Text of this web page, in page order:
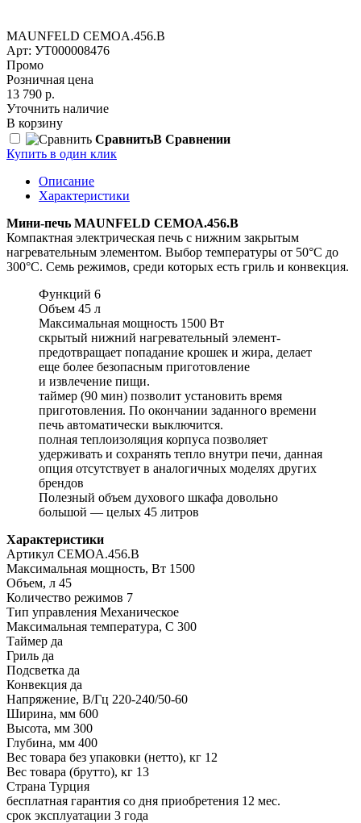
MAUNFELD СEMOA.456.B
Арт: УТ000008476
Промо
Розничная цена
13 790 р.
Уточнить наличие
В корзину
СравнитьВ Сравнении
Купить в один клик
Описание
Характеристики
Мини-печь MAUNFELD CEMOA.456.B
Компактная электрическая печь с нижним закрытым
нагревательным элементом. Выбор температуры от 50°С до
300°С. Семь режимов, среди которых есть гриль и конвекция.
Функций 6
Объем 45 л
Максимальная мощность 1500 Вт
скрытый нижний нагревательный элемент-
предотвращает попадание крошек и жира, делает
еще более безопасным приготовление
и извлечение пищи.
таймер (90 мин) позволит установить время
приготовления. По окончании заданного времени
печь автоматически выключится.
полная теплоизоляция корпуса позволяет
удерживать и сохранять тепло внутри печи, данная
опция отсутствует в аналогичных моделях других
брендов
Полезный объем духового шкафа довольно
большой — целых 45 литров
Характеристики
Артикул СEMOA.456.B
Максимальная мощность, Вт 1500
Объем, л 45
Количество режимов 7
Тип управления Механическое
Максимальная температура, С 300
Таймер да
Гриль да
Подсветка да
Конвекция да
Напряжение, В/Гц 220-240/50-60
Ширина, мм 600
Высота, мм 300
Глубина, мм 400
Вес товара без упаковки (нетто), кг 12
Вес товара (брутто), кг 13
Страна Турция
бесплатная гарантия со дня приобретения 12 мес.
срок эксплуатации 3 года